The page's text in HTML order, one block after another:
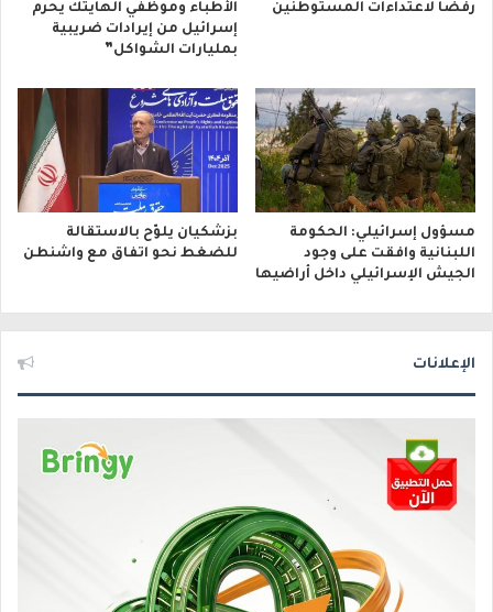
رفضًا لاعتداءات المستوطنين
الأطباء وموظفي الهايتك يحرم
إسرائيل من إيرادات ضريبية
بمليارات الشواكل”
مسؤول إسرائيلي: الحكومة
اللبنانية وافقت على وجود
الجيش الإسرائيلي داخل أراضيها
بزشكيان يلوّح بالاستقالة
للضغط نحو اتفاق مع واشنطن
الإعلانات